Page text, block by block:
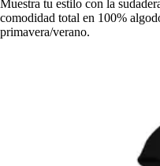
Muestra tu estilo con la
comodidad total en 100%
primavera/verano.